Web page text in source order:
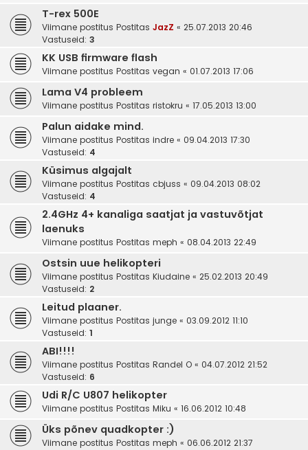
T-rex 500E
Viimane postitus Postitas JazZ « 25.07.2013 20:46
Vastuseid: 3
KK USB firmware flash
Viimane postitus Postitas vegan « 01.07.2013 17:06
Lama V4 probleem
Viimane postitus Postitas ristokru « 17.05.2013 13:00
Palun aidake mind.
Viimane postitus Postitas indre « 09.04.2013 17:30
Vastuseid: 4
Küsimus algajalt
Viimane postitus Postitas cbjuss « 09.04.2013 08:02
Vastuseid: 4
2.4GHz 4+ kanaliga saatjat ja vastuvõtjat
laenuks
Viimane postitus Postitas meph « 08.04.2013 22:49
Ostsin uue helikopteri
Viimane postitus Postitas Kiudaine « 25.02.2013 20:49
Vastuseid: 2
Leitud plaaner.
Viimane postitus Postitas junge « 03.09.2012 11:10
Vastuseid: 1
ABI!!!!
Viimane postitus Postitas Randel O « 04.07.2012 21:52
Vastuseid: 6
Udi R/C U807 helikopter
Viimane postitus Postitas Miku « 16.06.2012 10:48
Üks põnev quadkopter :)
Viimane postitus Postitas meph « 06.06.2012 21:37